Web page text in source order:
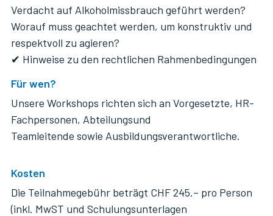
Verdacht auf Alkoholmissbrauch geführt werden?
Worauf muss geachtet werden, um konstruktiv und
respektvoll zu agieren?
✔ Hinweise zu den rechtlichen Rahmenbedingungen
Für wen?
Unsere Workshops richten sich an Vorgesetzte, HR-
Fachpersonen, Abteilungsund
Teamleitende sowie Ausbildungsverantwortliche.
Kosten
Die Teilnahmegebühr beträgt CHF 245.– pro Person
(inkl. MwST und Schulungsunterlagen